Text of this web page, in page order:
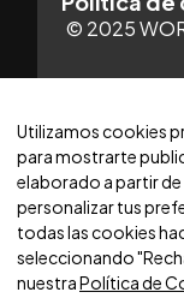
© 2025
Utilizamos cookies
para mostrarte
elaborado a partir
personalizar tus
todas las cookies
seleccionando
nuestraPolítica de